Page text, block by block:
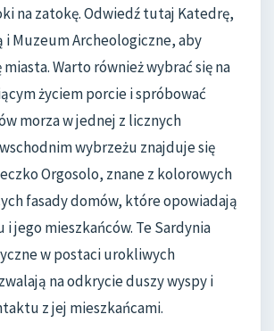
na zatokę. Odwiedź tutaj Katedrę,
i Muzeum Archeologiczne, aby
Warto również wybrać się na
życiem porcie i spróbować
morza w jednej z licznych
wybrzeżu znajduje się
Orgosolo, znane z kolorowych
fasady domów, które opowiadają
jego mieszkańców. Te Sardynia
w postaci urokliwych
na odkrycie duszy wyspy i
z jej mieszkańcami.